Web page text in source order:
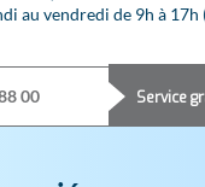
au vendredi de 9h à
00 Service